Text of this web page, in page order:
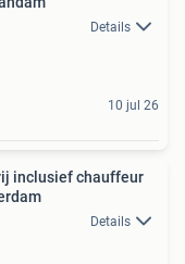
Details
10 jul 26
inclusief chauffeur
Details